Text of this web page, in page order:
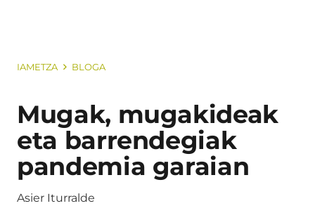
IAMETZA BLOGA
Mugak, mugakideak
eta barrendegiak
pandemia garaian
Asier Iturralde